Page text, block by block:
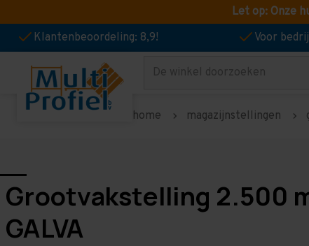
Let op: Onze
Klantenbeoordeling: 8,9!
Voor
Zoeken
home magazijnstellingen
Grootvakstelling 2.500
GALVA